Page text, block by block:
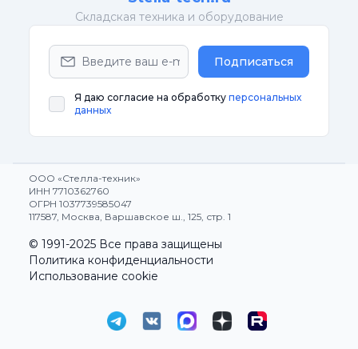
Cкладская техника и оборудование
Подписаться
Я даю согласие на обработку персональных
данных
ООО «Стелла-техник»
ИНН 7710362760
ОГРН 1037739585047
117587, Москва, Варшавское ш., 125, стр. 1
© 1991-2025 Все права защищены
Политика конфиденциальности
Использование cookie